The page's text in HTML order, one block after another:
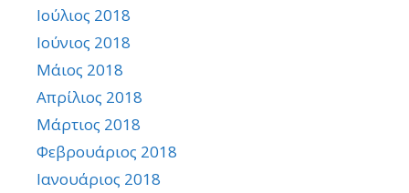
Ιούλιος 2018
Ιούνιος 2018
Μάιος 2018
Απρίλιος 2018
Μάρτιος 2018
Φεβρουάριος 2018
Ιανουάριος 2018